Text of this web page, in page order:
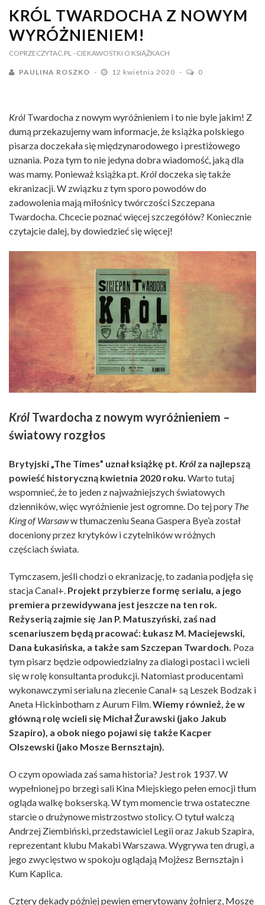
KRÓL TWARDOCHA Z NOWYM
WYRÓŻNIENIEM!
COPRZECZYTAC.PL - CIEKAWOSTKI O KSIĄŻKACH
PAULINA ROSZKO 12 kwietnia 2020 0
Król Twardocha z nowym wyróżnieniem i to nie byle jakim! Z
dumą przekazujemy wam informacje, że książka polskiego
pisarza doczekała się międzynarodowego i prestiżowego
uznania. Poza tym to nie jedyna dobra wiadomość, jaką dla
was mamy. Ponieważ książka pt. Króldoczeka się także
ekranizacji. W związku z tym sporo powodów do
zadowolenia mają miłośnicy twórczości Szczepana
Twardocha. Chcecie poznać więcej szczegółów? Koniecznie
czytajcie dalej, by dowiedzieć się więcej!
Król Twardocha z nowym wyróżnieniem –
światowy rozgłos
Brytyjski „The Times” uznał książkę pt. Król za najlepszą
powieść historyczną kwietnia 2020 roku. Warto tutaj
wspomnieć, że to jeden z najważniejszych światowych
dzienników, więc wyróżnienie jest ogromne. Do tej pory The
King of Warsaww tłumaczeniu Seana Gaspera Bye’a został
doceniony przez krytyków i czytelników w różnych
częściach świata.
Tymczasem, jeśli chodzi o ekranizację, to zadania podjęła się
stacja Canal+. Projekt przybierze formę serialu, a jego
premiera przewidywana jest jeszcze na ten rok.
Reżyserią zajmie się Jan P. Matuszyński, zaś nad
scenariuszem będą pracować: Łukasz M. Maciejewski,
Dana Łukasińska, a także sam Szczepan Twardoch. Poza
tym pisarz będzie odpowiedzialny za dialogi postaci i wcieli
się w rolę konsultanta produkcji. Natomiast producentami
wykonawczymi serialu na zlecenie Canal+ są Leszek Bodzak i
Aneta Hickinbotham z Aurum Film.Wiemy również, że w
główną rolę wcieli się Michał Żurawski (jako Jakub
Szapiro), a obok niego pojawi się także Kacper
Olszewski (jako Mosze Bernsztajn).
O czym opowiada zaś sama historia? Jest rok 1937. W
wypełnionej po brzegi sali Kina Miejskiego pełen emocji tłum
ogląda walkę bokserską. W tym momencie trwa ostateczne
starcie o drużynowe mistrzostwo stolicy. O tytuł walczą
Andrzej Ziembiński, przedstawiciel Legii oraz Jakub Szapira,
reprezentant klubu Makabi Warszawa. Wygrywa ten drugi, a
jego zwycięstwo w spokoju oglądają Mojżesz Bernsztajn i
Kum Kaplica.
Cztery dekady później pewien emerytowany żołnierz, Mosze